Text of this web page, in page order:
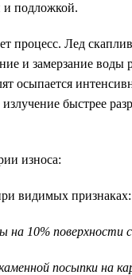
и подложкой.
процесс. Лед
и замерзание воды
осыпается
быстрее
износа:
видимых признаках:
10% поверхности
посыпки на